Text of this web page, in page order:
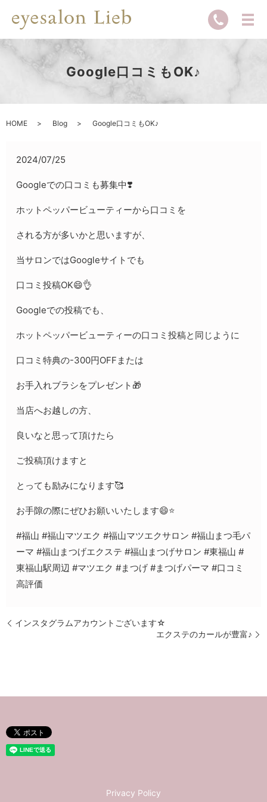
Google口コミもOK♪
HOME Blog Google口コミもOK♪
2024/07/25
Googleでの口コミも募集中❣️
ホットペッパービューティーから口コミを
される方が多いかと思いますが、
当サロンではGoogleサイトでも
口コミ投稿OK😄👌
Googleでの投稿でも、
ホットペッパービューティーの口コミ投稿と同じように
口コミ特典の-300円OFFまたは
お手入れブラシをプレゼント🎁
当店へお越しの方、
良いなと思って頂けたら
ご投稿頂けますと
とっても励みになります🥰
お手隙の際にぜひお願いいたします😄⭐️
#福山 #福山マツエク #福山マツエクサロン #福山まつ毛パ
ーマ #福山まつげエクステ #福山まつげサロン #東福山 #
東福山駅周辺 #マツエク #まつげ #まつげパーマ #口コミ
高評価
インスタグラムアカウントございます☆
エクステのカールが豊富♪
Privacy Policy